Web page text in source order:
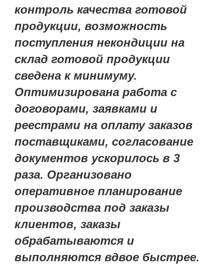
контроль качества готовой
продукции, возможность
поступления некондиции на
склад готовой продукции
сведена к минимуму.
Оптимизирована работа с
договорами, заявками и
реестрами на оплату заказов
поставщиками, согласование
документов ускорилось в 3
раза. Организовано
оперативное планирование
производства под заказы
клиентов, заказы
обрабатываются и
выполняются вдвое быстрее.